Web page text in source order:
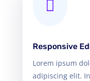

Responsive
Lorem ipsum
adipiscing elit.